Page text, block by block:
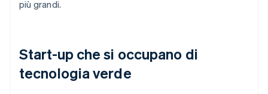
più grandi.
Start-up che si occupano di
tecnologia verde